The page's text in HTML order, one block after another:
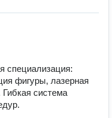
специализация:
фигуры, лазерная
система